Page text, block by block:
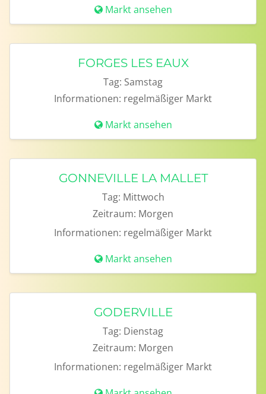
Markt ansehen
FORGES LES EAUX
Tag: Samstag
Informationen: regelmäßiger Markt
Markt ansehen
GONNEVILLE LA MALLET
Tag: Mittwoch
Zeitraum: Morgen
Informationen: regelmäßiger Markt
Markt ansehen
GODERVILLE
Tag: Dienstag
Zeitraum: Morgen
Informationen: regelmäßiger Markt